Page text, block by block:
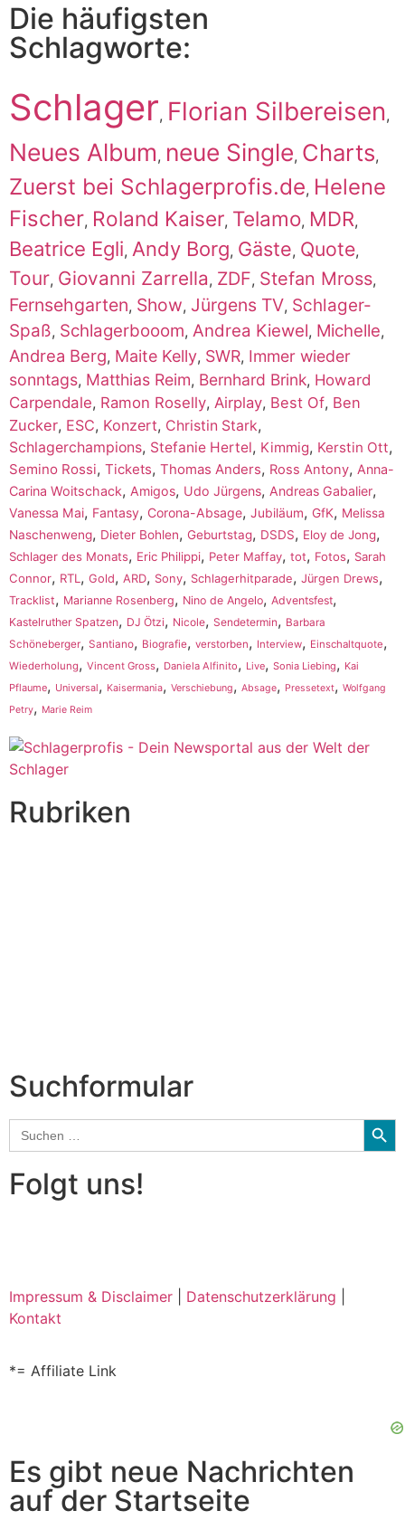
Die häufigsten
Schlagworte:
Schlager, Florian Silbereisen,
Neues Album, neue Single, Charts,
Zuerst bei Schlagerprofis.de, Helene
Fischer, Roland Kaiser, Telamo, MDR,
Beatrice Egli, Andy Borg, Gäste, Quote,
Tour, Giovanni Zarrella, ZDF, Stefan Mross,
Fernsehgarten, Show, Jürgens TV, Schlager-
Spaß, Schlagerbooom, Andrea Kiewel, Michelle,
Andrea Berg, Maite Kelly, SWR, Immer wieder
sonntags, Matthias Reim, Bernhard Brink, Howard
Carpendale, Ramon Roselly, Airplay, Best Of, Ben
Zucker, ESC, Konzert, Christin Stark,
Schlagerchampions, Stefanie Hertel, Kimmig, Kerstin Ott,
Semino Rossi, Tickets, Thomas Anders, Ross Antony, Anna-
Carina Woitschack, Amigos, Udo Jürgens, Andreas Gabalier,
Vanessa Mai, Fantasy, Corona-Absage, Jubiläum, GfK, Melissa
Naschenweng, Dieter Bohlen, Geburtstag, DSDS, Eloy de Jong,
Schlager des Monats, Eric Philippi, Peter Maffay, tot, Fotos, Sarah
Connor, RTL , Gold, ARD, Sony, Schlagerhitparade, Jürgen Drews,
Tracklist, Marianne Rosenberg, Nino de Angelo, Adventsfest,
Kastelruther Spatzen, DJ Ötzi, Nicole, Sendetermin, Barbara
Schöneberger, Santiano, Biografie, verstorben, Interview, Einschaltquote,
Wiederholung, Vincent Gross, Daniela Alfinito, Live, Sonia Liebing, Kai
Pflaume, Universal, Kaisermania, Verschiebung, Absage, Pressetext, Wolfgang
Petry, Marie Reim
Rubriken
Suchformular
Search
for:
Folgt uns!
Impressum & Disclaimer Datenschutzerklärung
Kontakt
*= Affiliate Link
Es gibt neue Nachrichten
auf der Startseite